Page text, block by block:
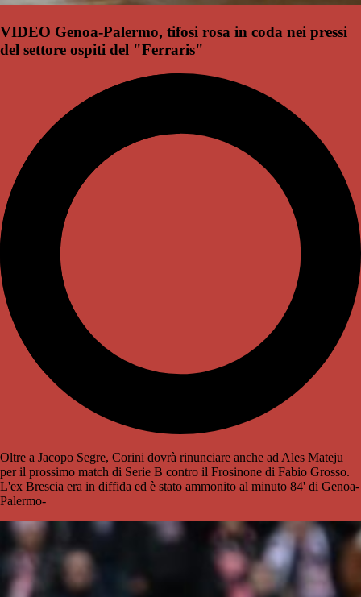
VIDEO Genoa-Palermo, tifosi rosa in coda nei pressi
del settore ospiti del "Ferraris"
Oltre a Jacopo Segre, Corini dovrà rinunciare anche ad Ales Mateju
per il prossimo match di Serie B contro il Frosinone di Fabio Grosso.
L'ex Brescia era in diffida ed è stato ammonito al minuto 84' di Genoa-
Palermo-